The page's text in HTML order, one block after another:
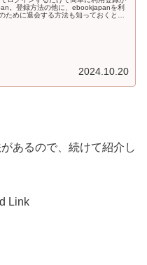
。登録方法の他に、ebookjapanを利
ために退会する方法も知っておくと安
2024.10.20
あるので、続けて紹介し
Link